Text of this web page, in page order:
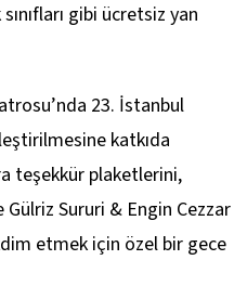
gibi ücretsiz yan
23. İstanbul
katkıda
teşekkür plaketlerini,
Sururi & Engin Cezzar
etmek için özel bir gece